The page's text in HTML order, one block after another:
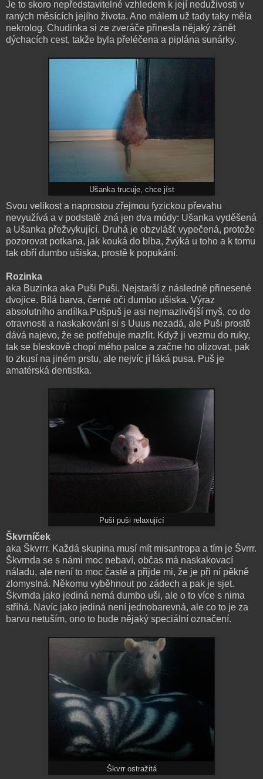
Je to skoro nepředstavitelné vzhledem k její neduživosti v
raných měsících jejího života. Ano málem už tady taky měla
nekrolog. Chudinka si ze zveráče přinesla nějaký zánět
dýchacích cest, takže byla přeléčena a piplána sunárky.
Ušanka trucuje, chce jíst
Svou velikost a naprostou zřejmou fyzickou převahu
nevyužívá a v podstatě zná jen dva módy: Ušanka vyděšená
a Ušanka přežvykující. Druhá je obzvlášť vypečená, protože
pozorovat potkana, jak kouká do blba, žvýká u toho a k tomu
tak obří dumbo ušiska, prostě k popukání.
Rozinka
aka Buzinka aka Puši Puši. Nejstarší z následně přinesené
dvojice. Bílá barva, černé oči dumbo ušiska. Výraz
absolutního andílka.Pušpuš je asi nejmazlivější myš, co do
otravnosti a naskakování si s Uuus nezadá, ale Puši prostě
dává najevo, že se potřebuje mazlit. Když ji vezmu do ruky,
tak se bleskově chopí mého palce a začne ho olizovat, pak
to zkusí na jiném prstu, ale nejvíc jí láká pusa. Puš je
amatérská dentistka.
Puši puši relaxující
Škvrníček
aka Škvrrr. Každá skupina musí mít misantropa a tím je Švrrr.
Škvrnda se s námi moc nebaví, občas má naskakovací
náladu, ale není to moc časté a přijde mi, že je při ní pěkně
zlomyslná. Někomu vyběhnout po zádech a pak je sjet.
Škvrnda jako jediná nemá dumbo uši, ale o to více s nima
stříhá. Navíc jako jediná není jednobarevná, ale co to je za
barvu netuším, ono to bude nějaký speciální označení.
Škvrr ostražitá